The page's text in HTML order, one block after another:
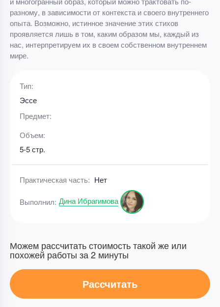
разному, в зависимости от контекста и своего внутреннего
опыта. Возможно, истинное значение этих стихов
проявляется лишь в том, каким образом мы, каждый из
нас, интерпретируем их в своем собственном внутреннем
мире.
Тип:
Эссе
Предмет:
Объем:
5-5 стр.
Практическая часть: Нет
Выполнил: Дина Ибрагимова
Можем рассчитать стоимость такой же или
похожей работы за 2 минуты
Рассчитать